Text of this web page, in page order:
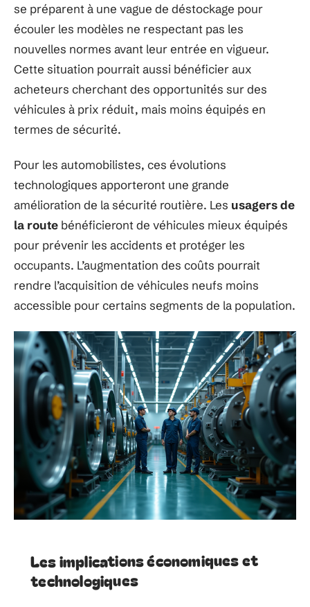
se préparent à une vague de déstockage pour
écouler les modèles ne respectant pas les
nouvelles normes avant leur entrée en vigueur.
Cette situation pourrait aussi bénéficier aux
acheteurs cherchant des opportunités sur des
véhicules à prix réduit, mais moins équipés en
termes de sécurité.
Pour les automobilistes, ces évolutions
technologiques apporteront une grande
amélioration de la sécurité routière. Les usagers de
la route bénéficieront de véhicules mieux équipés
pour prévenir les accidents et protéger les
occupants. L’augmentation des coûts pourrait
rendre l’acquisition de véhicules neufs moins
accessible pour certains segments de la population.
Les implications économiques et
technologiques